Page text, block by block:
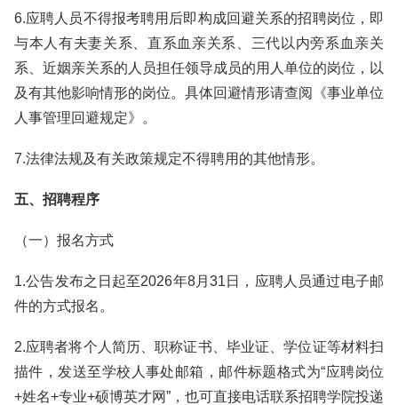
6.应聘人员不得报考聘用后即构成回避关系的招聘岗位，即
与本人有夫妻关系、直系血亲关系、三代以内旁系血亲关
系、近姻亲关系的人员担任领导成员的用人单位的岗位，以
及有其他影响情形的岗位。具体回避情形请查阅《事业单位
人事管理回避规定》。
7.法律法规及有关政策规定不得聘用的其他情形。
五、招聘程序
（一）报名方式
1.公告发布之日起至2026年8月31日，应聘人员通过电子邮
件的方式报名。
2.应聘者将个人简历、职称证书、毕业证、学位证等材料扫
描件，发送至学校人事处邮箱，邮件标题格式为“应聘岗位
+姓名+专业+硕博英才网”，也可直接电话联系招聘学院投递